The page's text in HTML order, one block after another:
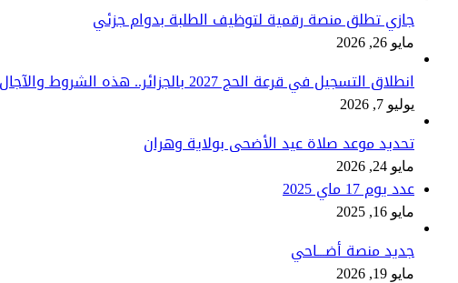
جازي تطلق منصة رقمية لتوظيف الطلبة بدوام جزئي
مايو 26, 2026
انطلاق التسجيل في قرعة الحج 2027 بالجزائر.. هذه الشروط والآجال المحددة
يوليو 7, 2026
تحديد موعد صلاة عيد الأضحى بولاية وهران
مايو 24, 2026
عدد يوم 17 ماي 2025
مايو 16, 2025
جديد منصة أضـــاحي
مايو 19, 2026